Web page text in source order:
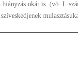
hiányzás okát is. (vö. I.